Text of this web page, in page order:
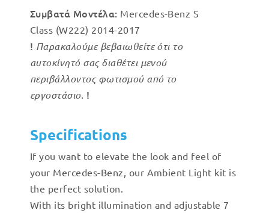
Συμβατά Μοντέλα: Mercedes-Benz S
Class (W222) 2014-2017
! Παρακαλούμε βεβαιωθείτε ότι το
αυτοκίνητό σας διαθέτει μενού
περιβάλλοντος φωτισμού από το
εργοστάσιο. !
Specifications
If you want to elevate the look and feel of
your Mercedes-Benz, our Ambient Light kit is
the perfect solution.
With its bright illumination and adjustable 7